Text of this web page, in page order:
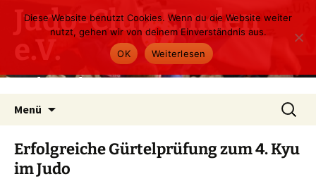
Inhalt
springen
Judo-Club Emden
e.V.
Judo und Ju-Jutsu
Menü
Suchen
nach:
Erfolgreiche Gürtelprüfung zum 4. Kyu
im Judo
Diese Website benutzt Cookies. Wenn du die Website weiter
nutzt, gehen wir von deinem Einverständnis aus.
OK
Weiterlesen